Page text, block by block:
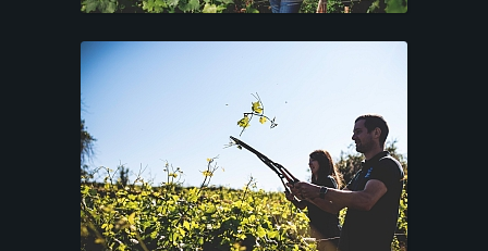
PRESTATIONS